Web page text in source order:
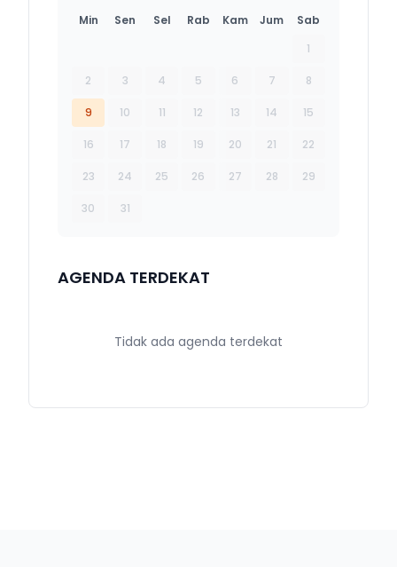
Min Sen Sel Rab Kam Jum
Sab
1
2 3 4 5 6 7 8
9 10 11 12 13 14 15
16 17 18 19 20 21 22
23 24 25 26 27 28 29
30 31
AGENDA TERDEKAT
Tidak ada agenda terdekat